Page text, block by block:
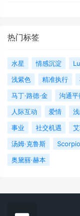
热门标签
水星 情感沉淀
浅紫色
精准执行
马丁·路德·金
沟通平
人际互动
爱情
事业
社交机遇
汤姆·克鲁斯
奥黛丽·赫本